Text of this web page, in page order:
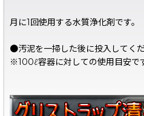
月に1回使用する水質浄化剤です。
●汚泥を一掃した後に投入してく
※100ℓ容器に対しての使用目安で